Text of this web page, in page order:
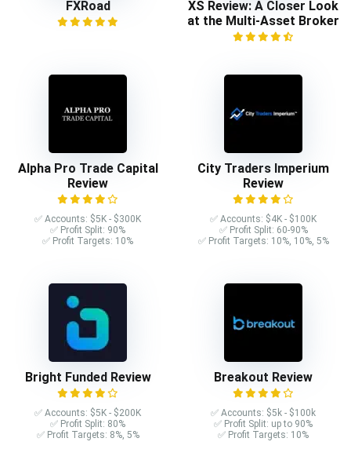
FXRoad
XS Review: A Closer Look
at the Multi-Asset Broker
Alpha Pro Trade Capital
Review
✅ Accounts: $5K - $300K
✅ Profit Split: 90%
✅ Profit Targets: 10%
City Traders Imperium
Review
✅ Accounts: $4K - $100K
✅ Profit Split: 60-90%
✅ Profit Targets: 10%, 10%, 5%
Bright Funded Review
✅ Accounts: $5K - $200K
✅ Profit Split: 80%
✅ Profit Targets: 8%, 5%
Breakout Review
✅ Accounts: $5k - $100k
✅ Profit Split: up to 90%
✅ Profit Targets: 10%